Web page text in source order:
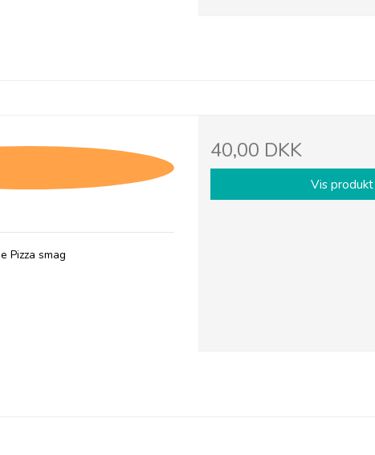
Pizza smag
40,00 DKK
Vis produkt